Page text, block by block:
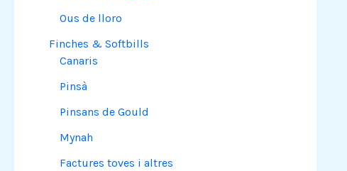
Ous de lloro
Finches & Softbills
Canaris
Pinsà
Pinsans de Gould
Mynah
Factures toves i altres